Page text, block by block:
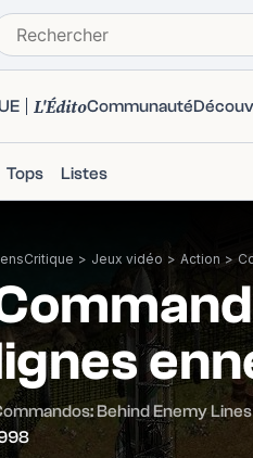
L'ÉditoCommunauté
Tops Listes
> Jeux vidéo > Action >
Behind Enemy Lines